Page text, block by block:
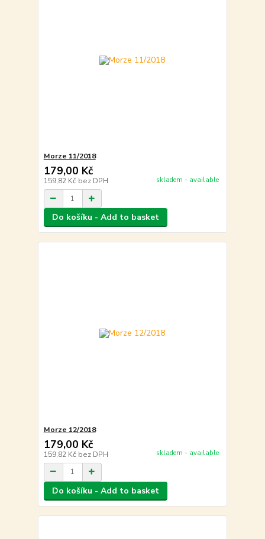
Morze 11/2018
179,00 Kč
159,82 Kč bez DPH skladem - available
Do košíku - Add to basket
Morze 12/2018
179,00 Kč
159,82 Kč bez DPH skladem - available
Do košíku - Add to basket